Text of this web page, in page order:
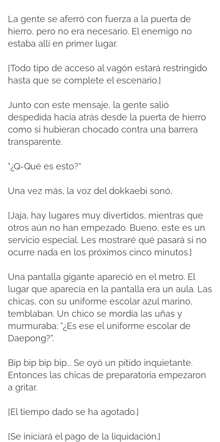
La gente se aferró con fuerza a la puerta de
hierro, pero no era necesario. El enemigo no
estaba allí en primer lugar.
[Todo tipo de acceso al vagón estará restringido
hasta que se complete el escenario.]
Junto con este mensaje, la gente salió
despedida hacia atrás desde la puerta de hierro
como si hubieran chocado contra una barrera
transparente.
"¿Q-Qué es esto?"
Una vez más, la voz del dokkaebi sonó,
[Jaja, hay lugares muy divertidos, mientras que
otros aún no han empezado. Bueno, este es un
servicio especial. Les mostraré qué pasará si no
ocurre nada en los próximos cinco minutos.]
Una pantalla gigante apareció en el metro. El
lugar que aparecía en la pantalla era un aula. Las
chicas, con su uniforme escolar azul marino,
temblaban. Un chico se mordía las uñas y
murmuraba: "¿Es ese el uniforme escolar de
Daepong?".
Bip bip bip bip... Se oyó un pitido inquietante.
Entonces las chicas de preparatoria empezaron
a gritar.
[El tiempo dado se ha agotado.]
[Se iniciará el pago de la liquidación.]